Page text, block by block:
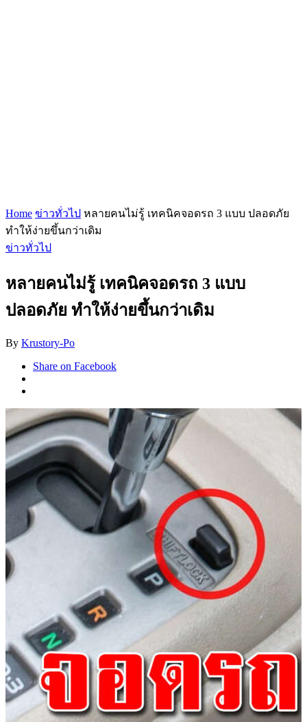
Home ข่าวทั่วไป หลายคนไม่รู้ เทคนิคจอดรถ 3 แบบ ปลอดภัย
ทำให้ง่ายขึ้นกว่าเดิม
ข่าวทั่วไป
หลายคนไม่รู้ เทคนิคจอดรถ 3 แบบ
ปลอดภัย ทำให้ง่ายขึ้นกว่าเดิม
By Krustory-Po
Share on Facebook